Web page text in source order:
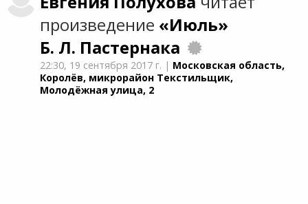
произведение «Июль»
Б. Л. Пастернака
22:30, 19 сентября 2017 г. | Московская область,
Королёв, микрорайон Текстильщик,
Молодёжная улица, 2